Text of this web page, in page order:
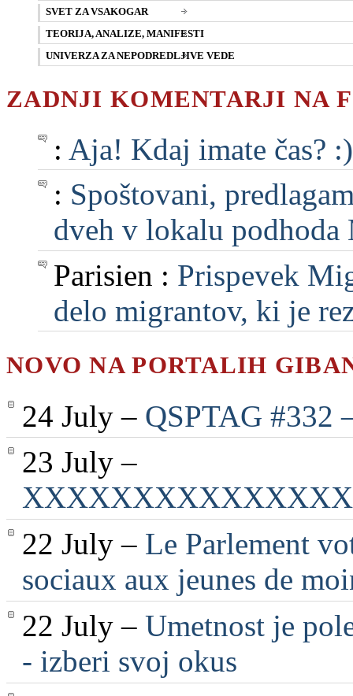
SVET ZA VSAKOGAR
TEORIJA, ANALIZE, MANIFESTI
UNIVERZA ZA NEPODREDLJIVE VEDE
ZADNJI KOMENTARJI NA
: Aja! Kdaj imate čas?
: Spoštovani,
dveh v lokalu
Parisien : Prispevek
delo migrantov, ki je
NOVO NA PORTALIH
24 July – QSPTAG
23 July –
22 July – Le Parlement
sociaux aux jeunes de
22 July – Umetnost je
- izberi svoj okus